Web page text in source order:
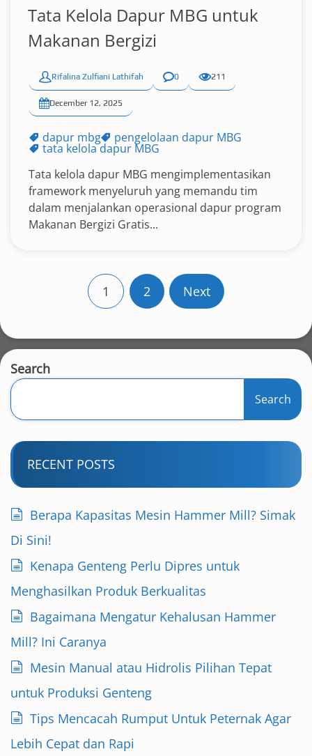
Tata Kelola Dapur MBG untuk
Makanan Bergizi
Rifalina Zulfiani Lathifah 0 211
December 12, 2025
dapur mbg pengelolaan dapur MBG
tata kelola dapur MBG
Tata kelola dapur MBG mengimplementasikan
framework menyeluruh yang memandu tim
dalam menjalankan operasional dapur program
Makanan Bergizi Gratis...
s
t
s
p
a
g
i
n
a
t
i
o
n
1 2 Next
Search
Search
RECENT POSTS
Berapa Kapasitas Mesin Hammer Mill? Simak
Di Sini!
Kenapa Genteng Perlu Dipres untuk
Menghasilkan Produk Berkualitas
Bagaimana Mengatur Kehalusan Hammer
Mill? Ini Caranya
Mesin Manual atau Hidrolis Pilihan Tepat
untuk Produksi Genteng
Tips Mencacah Rumput Untuk Peternak Agar
Lebih Cepat dan Rapi